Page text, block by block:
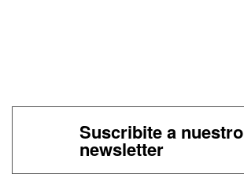
Suscribite a nuestro
newsletter